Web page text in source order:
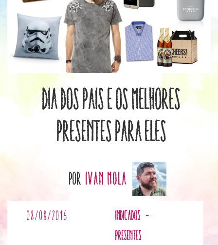
Dia dos Pais e os melhores
presentes para eles
por Ivan Mola
08/08/2016 indicados -
Presentes